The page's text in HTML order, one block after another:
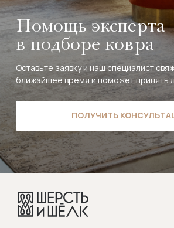
Помощь эксперта
в подборе ковра
Оставьте заявку и наш специалист
ближайшее время и поможет принять
ПОЛУЧИТЬ